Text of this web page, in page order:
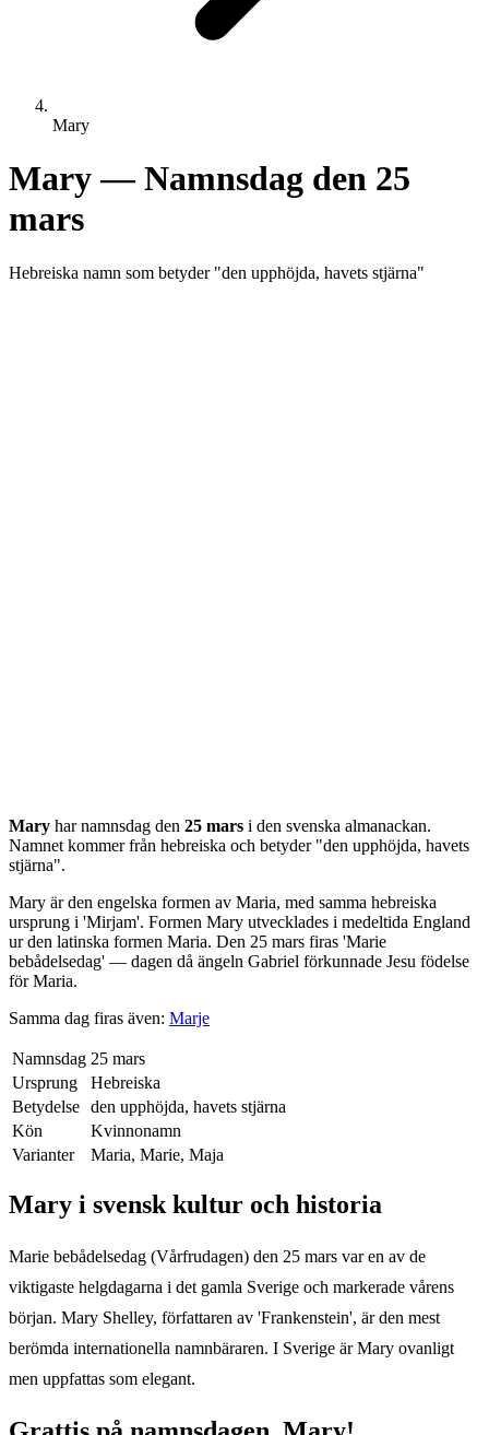
Mary
Mary— Namnsdag den 25
mars
Hebreiska namn som betyder "den upphöjda, havets stjärna"
Mary har namnsdag den 25 mars i den svenska almanackan.
Namnet kommer från hebreiska och betyder "den upphöjda, havets
stjärna".
Mary är den engelska formen av Maria, med samma hebreiska
ursprung i 'Mirjam'. Formen Mary utvecklades i medeltida England
ur den latinska formen Maria. Den 25 mars firas 'Marie
bebådelsedag' — dagen då ängeln Gabriel förkunnade Jesu födelse
för Maria.
Samma dag firas även: Marje
Namnsdag 25 mars
Ursprung
Hebreiska
Betydelse den upphöjda, havets stjärna
Kön
Kvinnonamn
Varianter
Maria, Marie, Maja
Mary i svensk kultur och historia
Marie bebådelsedag (Vårfrudagen) den 25 mars var en av de
viktigaste helgdagarna i det gamla Sverige och markerade vårens
början. Mary Shelley, författaren av 'Frankenstein', är den mest
berömda internationella namnbäraren. I Sverige är Mary ovanligt
men uppfattas som elegant.